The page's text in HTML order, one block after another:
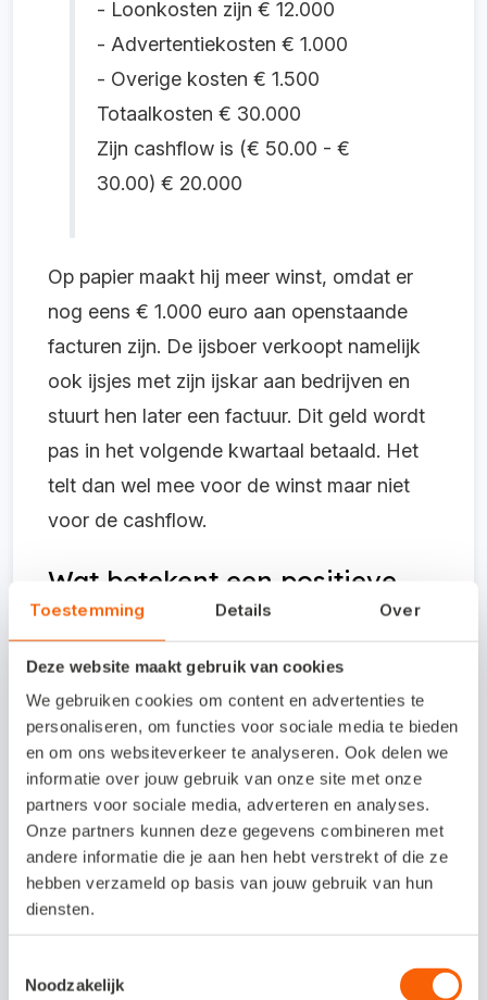
Toestemming Details Over
Deze website maakt gebruik van cookies
We gebruiken cookies om content en advertenties te
personaliseren, om functies voor sociale media te bieden
en om ons websiteverkeer te analyseren. Ook delen we
informatie over jouw gebruik van onze site met onze
partners voor sociale media, adverteren en analyses.
Onze partners kunnen deze gegevens combineren met
andere informatie die je aan hen hebt verstrekt of die ze
hebben verzameld op basis van jouw gebruik van hun
diensten.
Noodzakelijk
- Loonkosten zijn € 12.000
- Advertentiekosten € 1.000
- Overige kosten € 1.500
Totaalkosten € 30.000
Zijn cashflow is (€ 50.00 - €
30.00) € 20.000
Op papier maakt hij meer winst, omdat er
nog eens € 1.000 euro aan openstaande
facturen zijn. De ijsboer verkoopt namelijk
ook ijsjes met zijn ijskar aan bedrijven en
stuurt hen later een factuur. Dit geld wordt
pas in het volgende kwartaal betaald. Het
telt dan wel mee voor de winst maar niet
voor de cashflow.
Wat betekent een positieve
cashflow?
Een positieve cashflow betekent dat er
meer geld binnenkomt dan dat er uitgaat.
Je bent in staat om aan je financiële
verplichtingen op korte termijn te voldoen.
Denk bijvoorbeeld aan de huur betalen of
salarissen storten. Een ideaal scenario,
want je kunt zelfs investeren. Vul de
voorraden aan of koop nieuwe